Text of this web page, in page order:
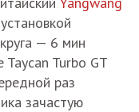
— 6 мин
Turbo GT
раз
зачастую